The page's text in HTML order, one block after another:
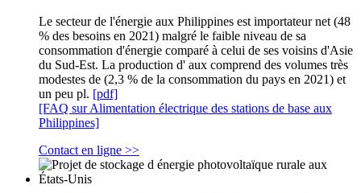
Le secteur de l'énergie aux Philippines est importateur net (48
% des besoins en 2021) malgré le faible niveau de sa
consommation d'énergie comparé à celui de ses voisins d'Asie
du Sud-Est. La production d' aux comprend des volumes très
modestes de (2,3 % de la consommation du pays en 2021) et
un peu pl. [pdf]
[FAQ sur Alimentation électrique des stations de base aux
Philippines]
Contact en ligne >>